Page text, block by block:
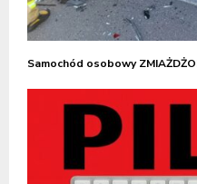
Samochód osobowy